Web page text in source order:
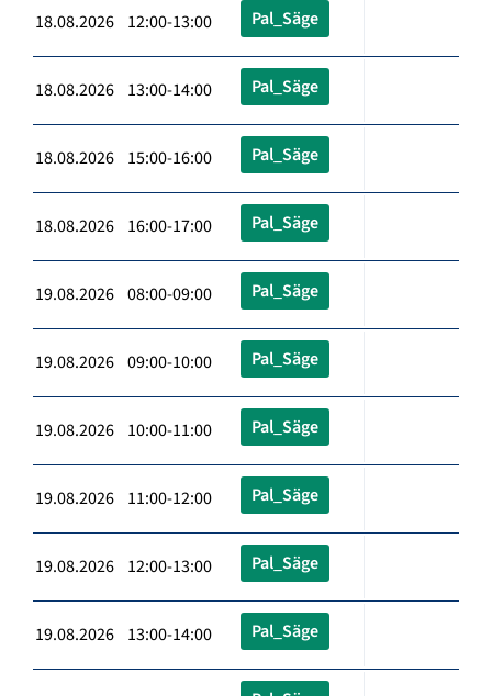
18.08.2026 12:00-13:00 Pal_Säge
18.08.2026 13:00-14:00 Pal_Säge
18.08.2026 15:00-16:00 Pal_Säge
18.08.2026 16:00-17:00 Pal_Säge
19.08.2026 08:00-09:00 Pal_Säge
19.08.2026 09:00-10:00 Pal_Säge
19.08.2026 10:00-11:00 Pal_Säge
19.08.2026 11:00-12:00 Pal_Säge
19.08.2026 12:00-13:00 Pal_Säge
19.08.2026 13:00-14:00 Pal_Säge